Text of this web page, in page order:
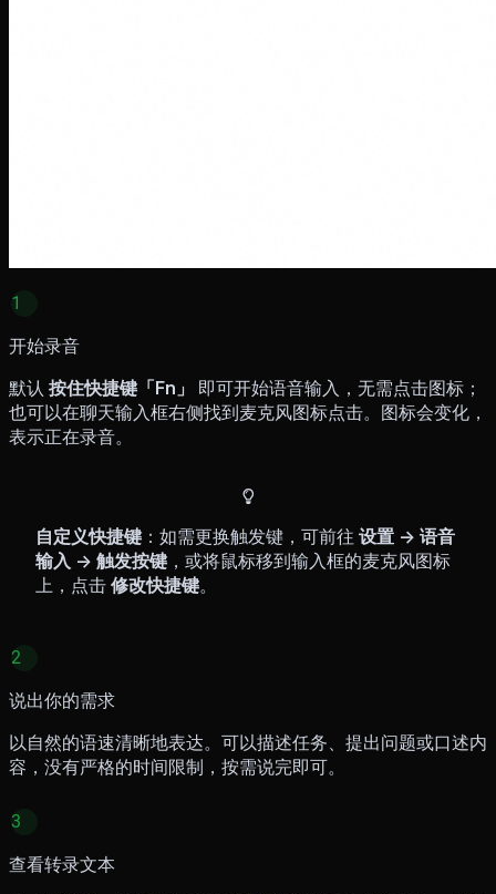
1
开始录音
默认 按住快捷键「Fn」
即可开始语音输入，无需点击图标；
也可以在聊天输入框右侧找到麦克风图标点击。图标会变化，
表示正在录音。
自定义快捷键 ：如需更换触发键，可前往 设置 → 语音
输入 → 触发按键 ，或将鼠标移到输入框的麦克风图标
上，点击 修改快捷键。
2
说出你的需求
以自然的语速清晰地表达。可以描述任务、提出问题或口述内
容，没有严格的时间限制，按需说完即可。
3
查看转录文本